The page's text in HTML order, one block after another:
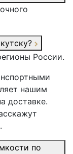
России.
нашим
доставке.
по